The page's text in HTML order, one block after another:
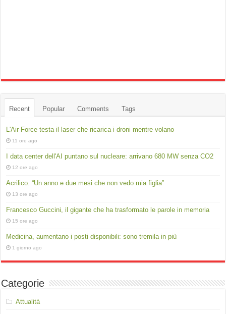
Recent Popular Comments Tags
L'Air Force testa il laser che ricarica i droni mentre volano
11 ore ago
I data center dell'AI puntano sul nucleare: arrivano 680 MW senza CO2
12 ore ago
Acrilico. “Un anno e due mesi che non vedo mia figlia”
13 ore ago
Francesco Guccini, il gigante che ha trasformato le parole in memoria
15 ore ago
Medicina, aumentano i posti disponibili: sono tremila in più
1 giorno ago
Categorie
Attualità